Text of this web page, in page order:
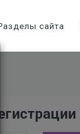
сайта